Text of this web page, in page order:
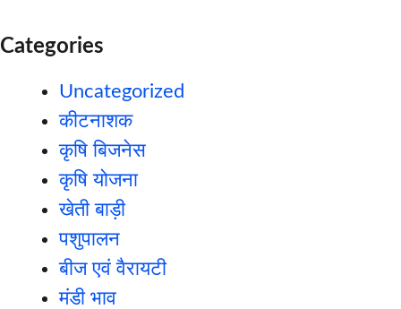
Categories
Uncategorized
कीटनाशक
कृषि बिजनेस
कृषि योजना
खेती बाड़ी
पशुपालन
बीज एवं वैरायटी
मंडी भाव